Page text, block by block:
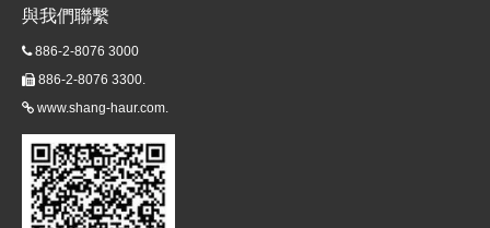
與我們聯繫
886-2-8076 3000
 886-2-8076 3300.
 www.shang-haur.com.